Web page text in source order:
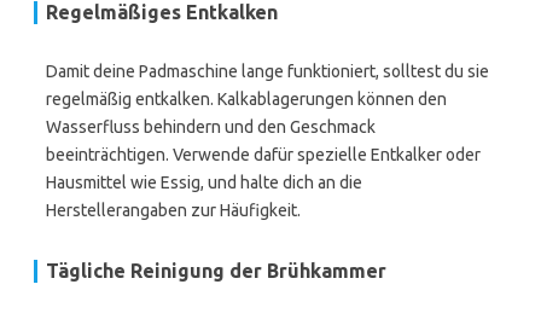
Regelmäßiges Entkalken
Damit deine Padmaschine lange funktioniert, solltest du sie
regelmäßig entkalken. Kalkablagerungen können den
Wasserfluss behindern und den Geschmack
beeinträchtigen. Verwende dafür spezielle Entkalker oder
Hausmittel wie Essig, und halte dich an die
Herstellerangaben zur Häufigkeit.
Tägliche Reinigung der Brühkammer